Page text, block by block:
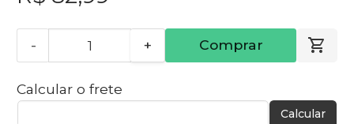
- + Comprar
Calcular o frete
Calcular